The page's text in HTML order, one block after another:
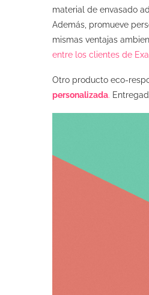
material de envasado
Además, promueve
mismas ventajas
entre los clientes de
Otro producto eco-
personalizada.